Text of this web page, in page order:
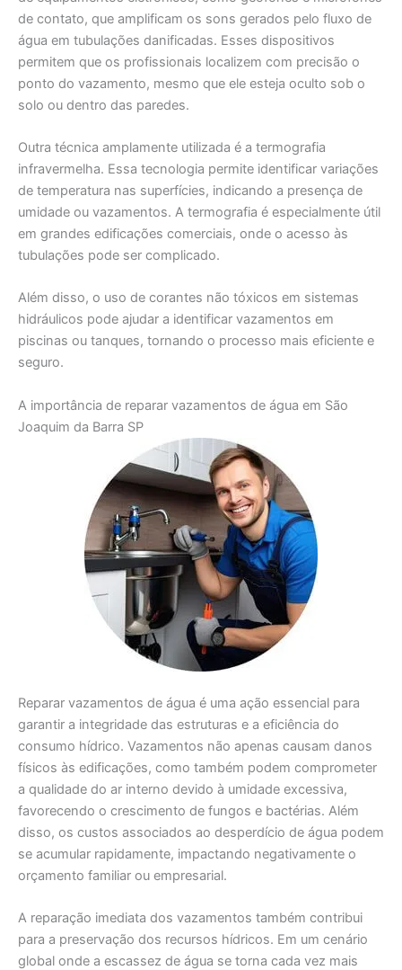
de contato, que amplificam os sons gerados pelo fluxo de
água em tubulações danificadas. Esses dispositivos
permitem que os profissionais localizem com precisão o
ponto do vazamento, mesmo que ele esteja oculto sob o
solo ou dentro das paredes.
Outra técnica amplamente utilizada é a termografia
infravermelha. Essa tecnologia permite identificar variações
de temperatura nas superfícies, indicando a presença de
umidade ou vazamentos. A termografia é especialmente útil
em grandes edificações comerciais, onde o acesso às
tubulações pode ser complicado.
Além disso, o uso de corantes não tóxicos em sistemas
hidráulicos pode ajudar a identificar vazamentos em
piscinas ou tanques, tornando o processo mais eficiente e
seguro.
A importância de reparar vazamentos de água em São
Joaquim da Barra SP
Reparar vazamentos de água é uma ação essencial para
garantir a integridade das estruturas e a eficiência do
consumo hídrico. Vazamentos não apenas causam danos
físicos às edificações, como também podem comprometer
a qualidade do ar interno devido à umidade excessiva,
favorecendo o crescimento de fungos e bactérias. Além
disso, os custos associados ao desperdício de água podem
se acumular rapidamente, impactando negativamente o
orçamento familiar ou empresarial.
A reparação imediata dos vazamentos também contribui
para a preservação dos recursos hídricos. Em um cenário
global onde a escassez de água se torna cada vez mais